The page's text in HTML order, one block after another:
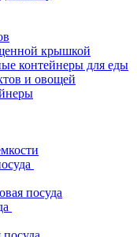
крышкой
контейнеры для еды
и овощей
посуда